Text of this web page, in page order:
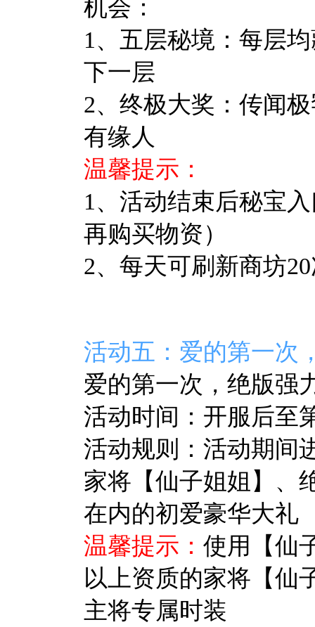
机会：
1、五层秘境：每层
下一层
2、终极大奖：传闻
有缘人
温馨提示：
1、活动结束后秘宝
再购买物资）
2、每天可刷新商坊
活动五：爱的第一次
爱的第一次，绝版强
活动时间：开服后至
活动规则：活动期间
家将【仙子姐姐】、
在内的初爱豪华大礼
温馨提示： 使用【仙
以上资质的家将【仙
主将专属时装